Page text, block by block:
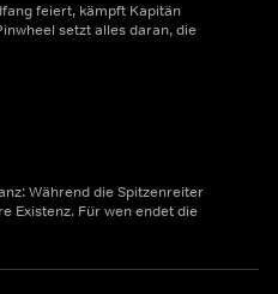
feiert, kämpft Kapitän
setzt alles daran, die
Während die Spitzenreiter
Existenz. Für wen endet die